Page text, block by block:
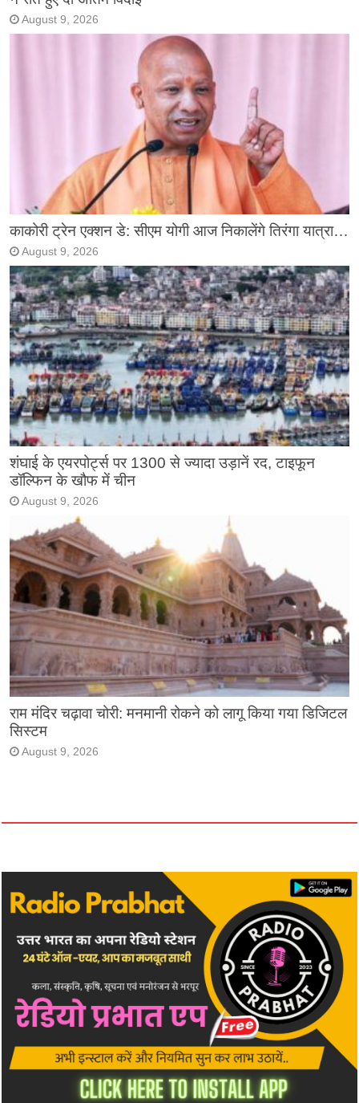
August 9, 2026
काकोरी ट्रेन एक्शन डे: सीएम योगी आज निकालेंगे तिरंगा यात्रा…
August 9, 2026
शंघाई के एयरपोर्ट्स पर 1300 से ज्यादा उड़ानें रद, टाइफून
डॉल्फिन के खौफ में चीन
August 9, 2026
राम मंदिर चढ़ावा चोरी: मनमानी रोकने को लागू किया गया डिजिटल
सिस्टम
August 9, 2026